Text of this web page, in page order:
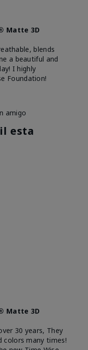
Matte 3D
blends
a beautiful and
I highly
Foundation!
amigo
esta
Matte 3D
30 years, They
colors many times!